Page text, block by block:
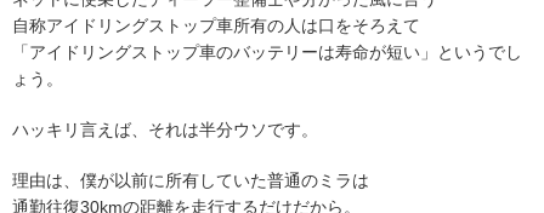
自称アイドリングストップ車所有の人は口をそろえて
「アイドリングストップ車のバッテリーは寿命が短い」というでし
ょう。
ハッキリ言えば、それは半分ウソです。
理由は、僕が以前に所有していた普通のミラは
通勤往復30kmの距離を走行するだけだから。